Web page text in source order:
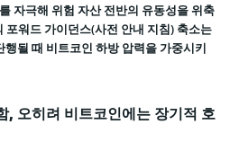
자극해 위험 자산 전반의 유동성을 위축
워드 가이던스(사전 안내 지침) 축소는
될 때 비트코인 하방 압력을 가중시키
, 오히려 비트코인에는 장기적 호